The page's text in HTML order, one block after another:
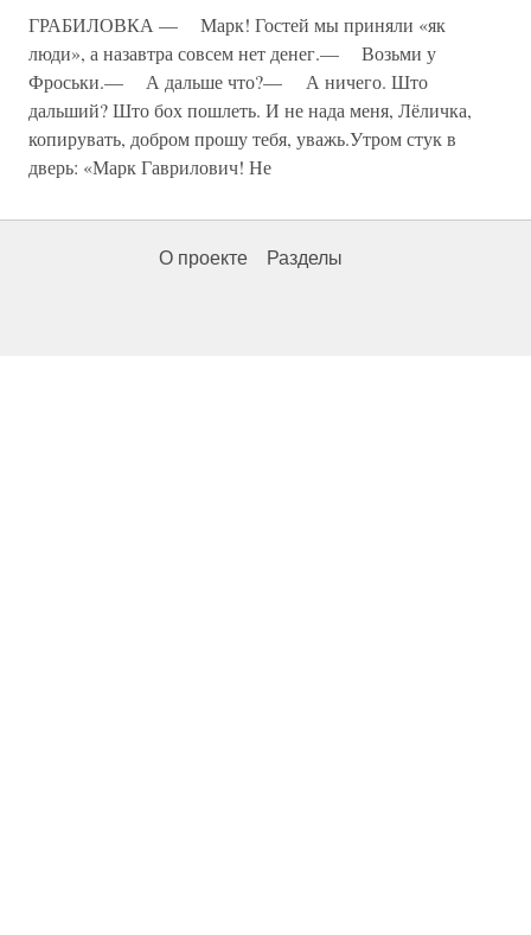
ГРАБИЛОВКА — Марк! Гостей мы приняли «як
люди», а назавтра совсем нет денег.— Возьми у
Фроськи.— А дальше что?— А ничего. Што
дальший? Што бох пошлеть. И не нада меня, Лёличка,
копирувать, добром прошу тебя, уважь.Утром стук в
дверь: «Марк Гаврилович! Не
О проекте Разделы